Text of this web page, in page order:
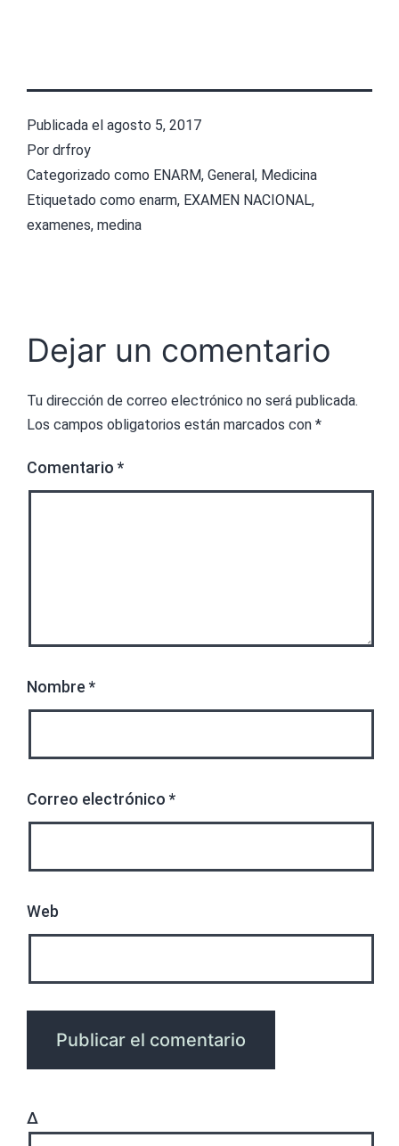
Publicada el agosto 5, 2017
Por drfroy
Categorizado como ENARM, General, Medicina
Etiquetado como enarm, EXAMEN NACIONAL,
examenes, medina
Dejar un comentario
Tu dirección de correo electrónico no será publicada.
Los campos obligatorios están marcados con *
Comentario *
Nombre *
Correo electrónico *
Web
Δ